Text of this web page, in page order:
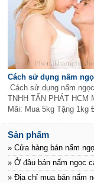
Cách sử dụng nấm
Cách sử dụng nấm
TNHH TẤN PHÁT HCM
Mãi: Mua 5kg Tặng 1kg
Sản phẩm
» Cửa hàng bán nấm
» Ở đâu bán nấm ngọc
» Địa chỉ mua bán nấm